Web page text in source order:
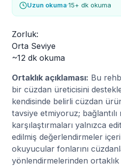
Uzun okuma·15+ dk okuma
Zorluk:
Orta Seviye
~12 dk okuma
Ortaklık açıklaması: Bu
bir cüzdan üreticisini
kendisinde belirli cüzdan
tavsiye etmiyoruz;
karşılaştırmaları yalnızca
edilmiş değerlendirmeler
okuyucular fonlarını
yönlendirmelerinden